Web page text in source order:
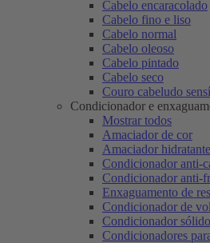
Cabelo encaracolado
Cabelo fino e liso
Cabelo normal
Cabelo oleoso
Cabelo pintado
Cabelo seco
Couro cabeludo
Condicionador e
Mostrar todos
Amaciador de cor
Amaciador hidratante
Condicionador anti-
Condicionador anti-
Enxaguamento de
Condicionador de
Condicionador sólido
Condicionadores